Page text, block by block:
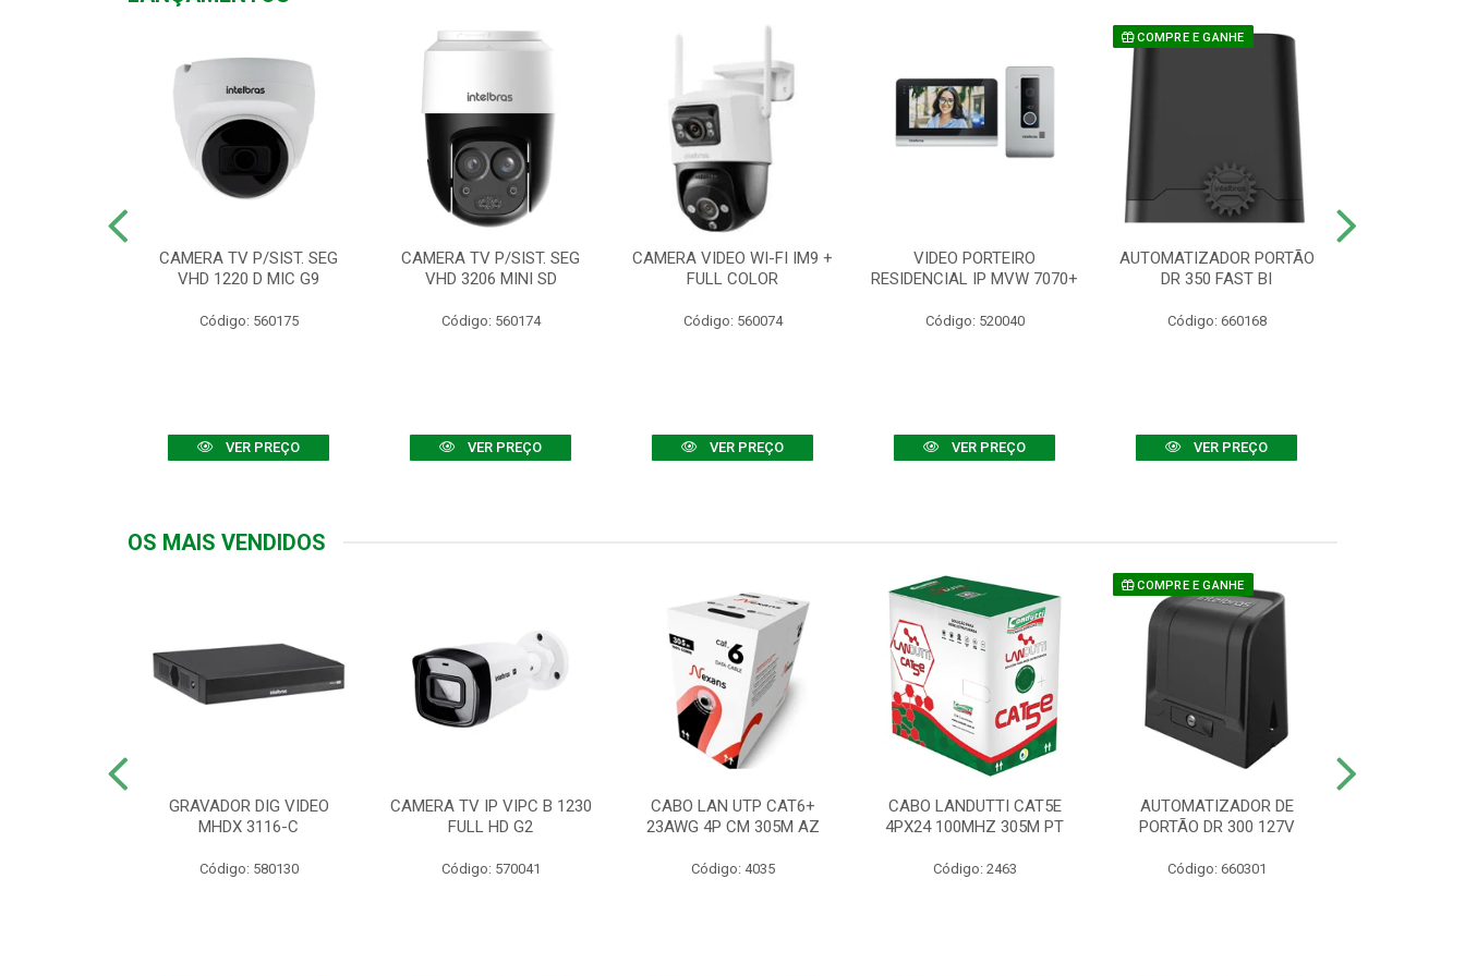
CAMERA TV P/SIST. SEG
VHD 1220 D MIC G9
Código: 560175
VER PREÇO
CAMERA TV P/SIST. SEG
VHD 3206 MINI SD
Código: 560174
VER PREÇO
CAMERA VIDEO WI-FI IM9 +
FULL COLOR
Código: 560074
VER PREÇO
VIDEO PORTEIRO
RESIDENCIAL IP MVW 7070+
Código: 520040
VER PREÇO
COMPRE E GANHE
AUTOMATIZADOR PORTÃO
DR 350 FAST BI
Código: 660168
VER PREÇO
OS MAIS VENDIDOS
GRAVADOR DIG VIDEO
MHDX 3116-C
Código: 580130
CAMERA TV IP VIPC B 1230
FULL HD G2
Código: 570041
CABO LAN UTP CAT6+
23AWG 4P CM 305M AZ
Código: 4035
CABO LANDUTTI CAT5E
4PX24 100MHZ 305M PT
Código: 2463
COMPRE E GANHE
AUTOMATIZADOR DE
PORTÃO DR 300 127V
Código: 660301